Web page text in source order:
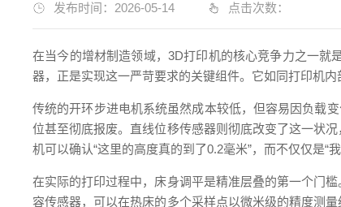
发布时间：2026-05-14 点击次数：
在当今的增材制造领域，3D打印机的核心竞争力之一
器，正是实现这一严苛要求的关键组件。它如同打印机
传统的开环步进电机系统虽然成本较低，但容易因负载
位甚至彻底报废。直线位移传感器则彻底改变了这一状
机可以确认“这里的高度真的到了0.2毫米”，而不仅仅是“我
在实际的打印过程中，床身调平是精准层叠的第一个门
容传感器，可以在热床的多个采样点以微米级的精度测